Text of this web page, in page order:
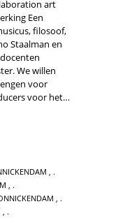
art
Een
filosoof,
Staalman en
We willen
voor
voor het…
,
,
,
,